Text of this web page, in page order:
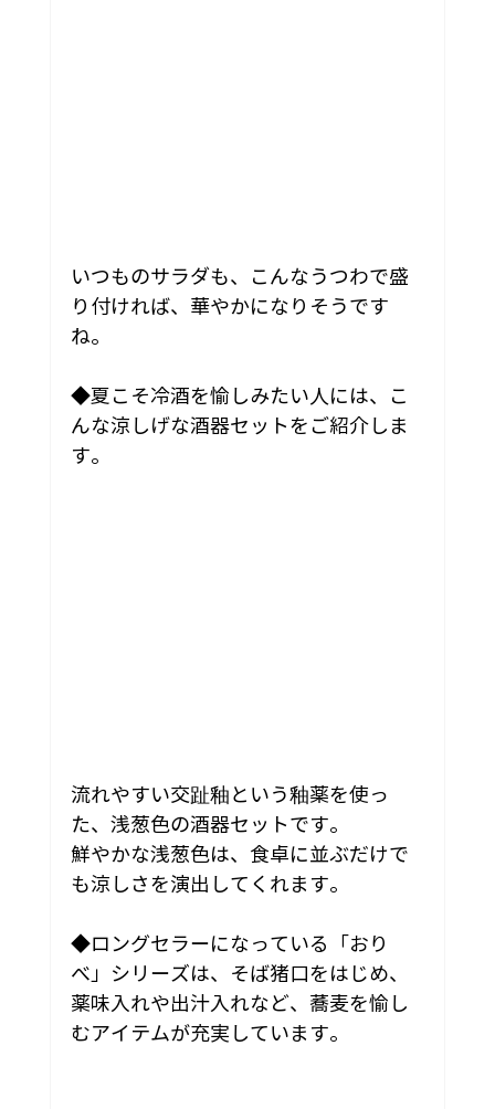
いつものサラダも、こんなうつわで盛
り付ければ、華やかになりそうです
ね。
◆夏こそ冷酒を愉しみたい人には、こ
んな涼しげな酒器セットをご紹介しま
す。
流れやすい交趾釉という釉薬を使っ
た、浅葱色の酒器セットです。
鮮やかな浅葱色は、食卓に並ぶだけで
も涼しさを演出してくれます。
◆ロングセラーになっている「おり
べ」シリーズは、そば猪口をはじめ、
薬味入れや出汁入れなど、蕎麦を愉し
むアイテムが充実しています。